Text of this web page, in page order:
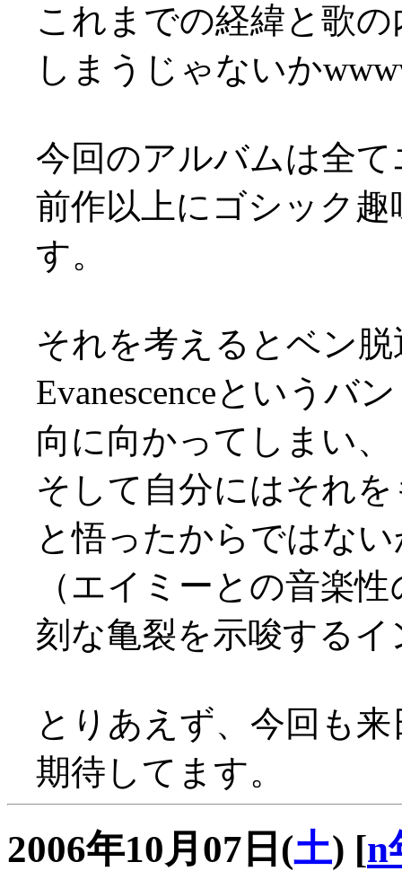
これまでの経緯と歌
しまうじゃないか
今回のアルバムは全
前作以上にゴシック
す。
それを考えるとベン
Evanescenceというバ
向に向かってしまい、
そして自分にはそれ
と悟ったからではな
（エイミーとの音楽
刻な亀裂を示唆する
とりあえず、今回も
期待してます。
2006年10月07日(土) [n